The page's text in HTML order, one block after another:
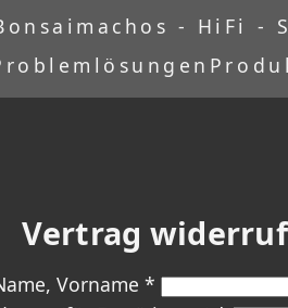
- HiFi -
Vertrag
Vorname *